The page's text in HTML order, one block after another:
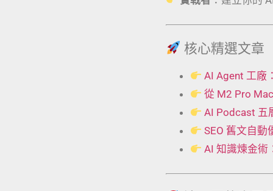
核心精選文章
AI Agent 工廠
從 M2 Pro
AI Podcast 五
SEO 舊文自動
AI 知識煉金術